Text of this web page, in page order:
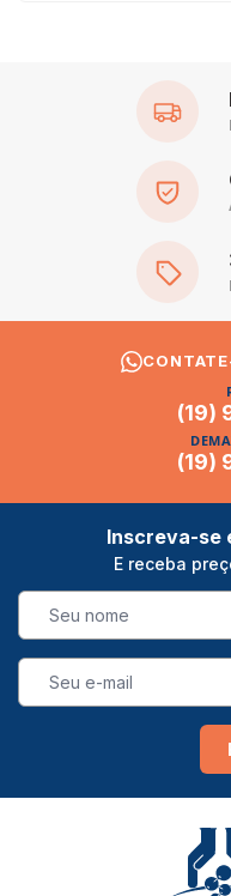
(19)
(19)
Inscreva-se
E receba